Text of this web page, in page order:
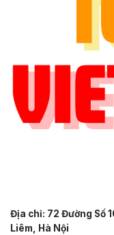
Địa chỉ: 72 Đường Số
Liêm, Hà Nội